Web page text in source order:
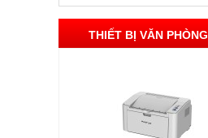
THIẾT BỊ VĂN PHÒNG